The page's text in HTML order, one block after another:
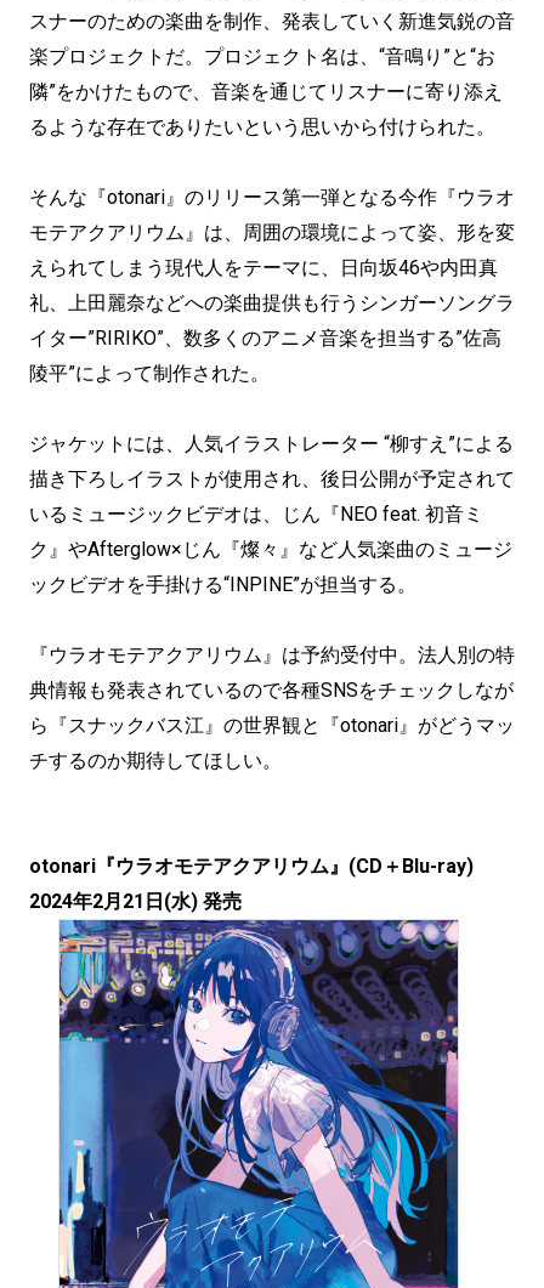
スナーのための楽曲を制作、発表していく新進気鋭の音
楽プロジェクトだ。プロジェクト名は、“音鳴り”と“お
隣”をかけたもので、音楽を通じてリスナーに寄り添え
るような存在でありたいという思いから付けられた。
そんな『otonari』のリリース第一弾となる今作『ウラオ
モテアクアリウム』は、周囲の環境によって姿、形を変
えられてしまう現代人をテーマに、日向坂46や内田真
礼、上田麗奈などへの楽曲提供も行うシンガーソングラ
イター”RIRIKO”、数多くのアニメ音楽を担当する”佐高
陵平”によって制作された。
ジャケットには、人気イラストレーター “柳すえ”による
描き下ろしイラストが使用され、後日公開が予定されて
いるミュージックビデオは、じん『NEO feat. 初音ミ
ク』やAfterglow×じん『燦々』など人気楽曲のミュージ
ックビデオを手掛ける“INPINE”が担当する。
『ウラオモテアクアリウム』は予約受付中。法人別の特
典情報も発表されているので各種SNSをチェックしなが
ら『スナックバス江』の世界観と『otonari』がどうマッ
チするのか期待してほしい。
otonari『ウラオモテアクアリウム』(CD＋Blu-ray)
2024年2月21日(水) 発売